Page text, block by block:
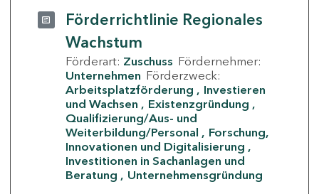
Förderrichtlinie Regionales
Wachstum
Förderart: Zuschuss Fördernehmer:
Unternehmen Förderzweck:
Arbeitsplatzförderung
Investieren
und Wachsen
Existenzgründung
Qualifizierung/Aus- und
Weiterbildung/Personal
Forschung,
Innovationen und Digitalisierung
Investitionen in Sachanlagen und
Beratung
Unternehmensgründung